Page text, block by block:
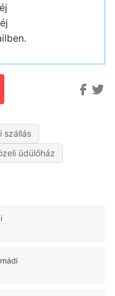
szállás
üdülőház